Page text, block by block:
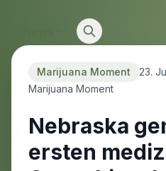
Marijuana Moment 23.
Marijuana Moment
Nebraska
ersten